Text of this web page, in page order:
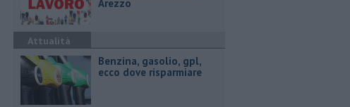
Arezzo
Attualità
​Benzina, gasolio, gpl,
ecco dove risparmiare